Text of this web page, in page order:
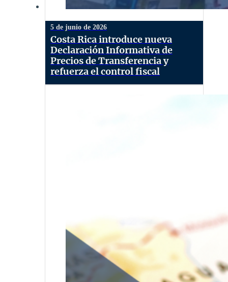
5 de junio de 2026
Costa Rica introduce nueva
Declaración Informativa de
Precios de Transferencia y
refuerza el control fiscal